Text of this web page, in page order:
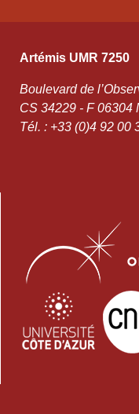
Artémis UMR 7250
Boulevard de
CS 34229 - F 06304
Tél. : +33 (0)4 92 00